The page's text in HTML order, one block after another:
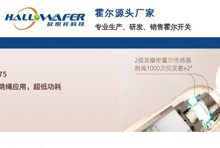
霍尔源头厂家
专业生产、研发、销售霍尔开关